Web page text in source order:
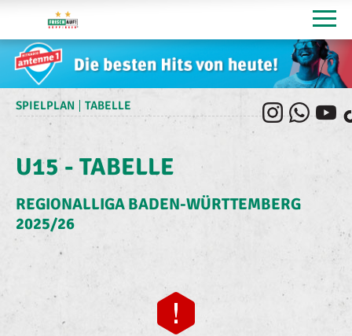
SPIELPLAN TABELLE
U15 - TABELLE
REGIONALLIGA BADEN-WÜRTTEMBERG
2025/26